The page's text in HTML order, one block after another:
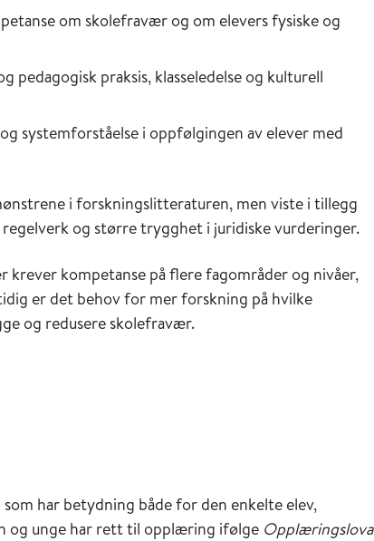
om skolefravær og om elevers fysiske og
praksis, klasseledelse og kulturell
systemforståelse i oppfølgingen av elever med
i forskningslitteraturen, men viste i tillegg
og større trygghet i juridiske vurderinger.
kompetanse på flere fagområder og nivåer,
er det behov for mer forskning på hvilke
og redusere skolefravær.
har betydning både for den enkelte elev,
og unge har rett til opplæring ifølge Opplæringslova